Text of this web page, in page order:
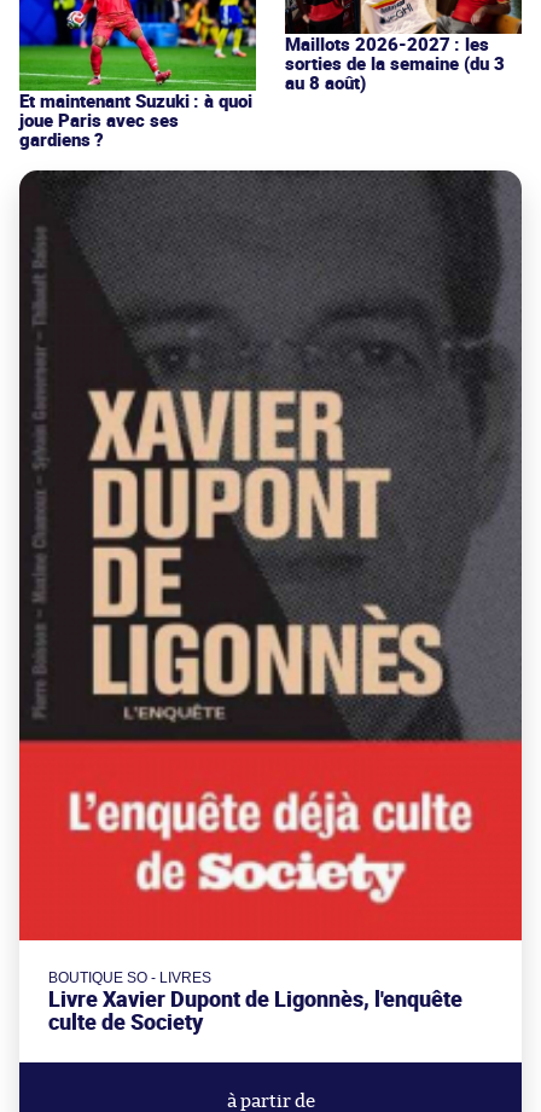
Et maintenant Suzuki : à quoi
joue Paris avec ses
gardiens ?
Maillots 2026-2027 : les
sorties de la semaine (du 3
au 8 août)
BOUTIQUE SO - LIVRES
Livre Xavier Dupont de Ligonnès, l'enquête
culte de Society
à partir de